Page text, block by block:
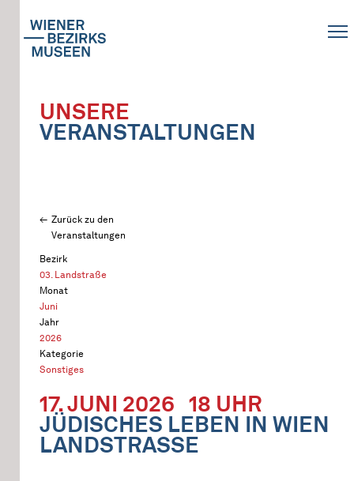
UNSERE
VERANSTALTUNGEN
Zurück zu den
Veranstaltungen
Bezirk
03. Landstraße
Monat
Juni
Jahr
2026
Kategorie
Sonstiges
17. JUNI 2026 18 UHR
JÜDISCHES LEBEN IN WIEN
LANDSTRASSE